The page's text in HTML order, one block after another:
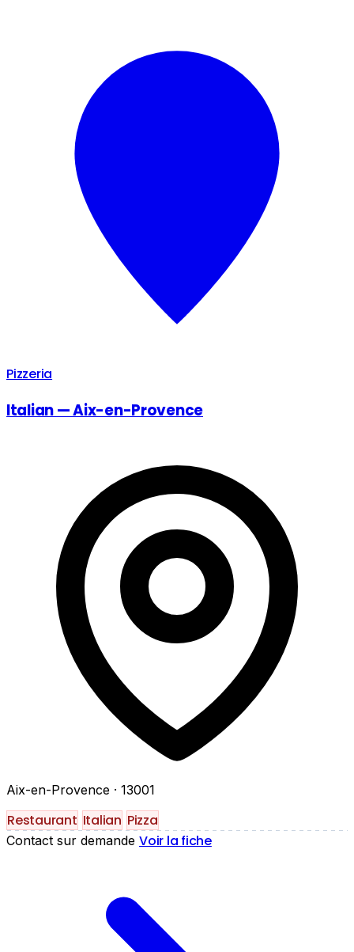
Pizzeria
Italian — Aix-en-Provence
Aix-en-Provence · 13001
Restaurant Italian Pizza
Contact sur demande Voir la fiche